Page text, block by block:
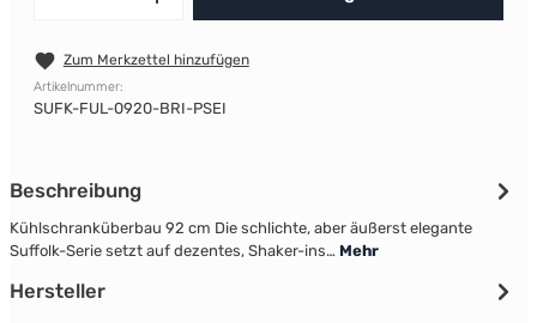
Zum Merkzettel hinzufügen
Artikelnummer:
SUFK-FUL-0920-BRI-PSEI
Beschreibung
Kühlschranküberbau 92 cm Die schlichte, aber äußerst elegante
Suffolk-Serie setzt auf dezentes, Shaker-ins… Mehr
Hersteller